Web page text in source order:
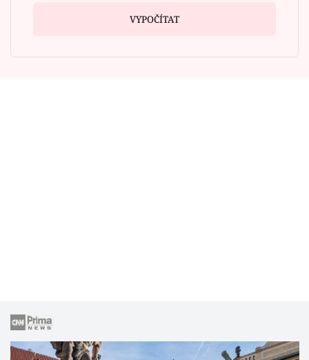
VYPOČÍTAT